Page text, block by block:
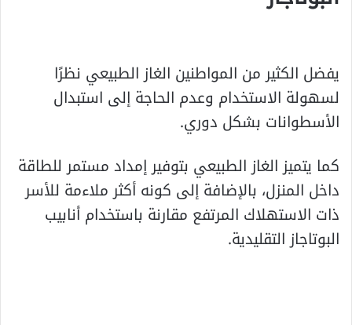
يفضل الكثير من المواطنين الغاز الطبيعي نظرًا
لسهولة الاستخدام وعدم الحاجة إلى استبدال
الأسطوانات بشكل دوري.
كما يتميز الغاز الطبيعي بتوفير إمداد مستمر للطاقة
داخل المنزل، بالإضافة إلى كونه أكثر ملاءمة للأسر
ذات الاستهلاك المرتفع مقارنة باستخدام أنابيب
البوتاجاز التقليدية.